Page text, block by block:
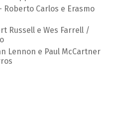
Roberto Carlos e Erasmo
Russell e Wes Farrell /
Lennon e Paul McCartner